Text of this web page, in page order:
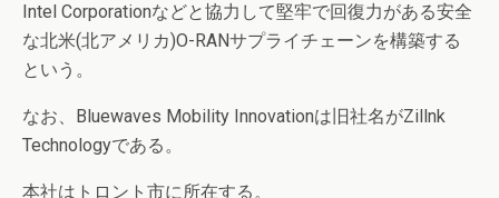
Intel Corporationなどと協力して堅牢で回復力がある安全
な北米(北アメリカ)O-RANサプライチェーンを構築する
という。
なお、Bluewaves Mobility Innovationは旧社名がZillnk
Technologyである。
本社はトロント市に所在する。